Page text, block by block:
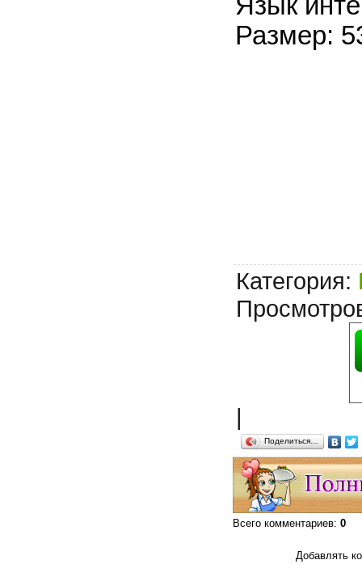
Размер:
Категория:
|
Поделиться…
Всего комментариев: 0
Добавлять